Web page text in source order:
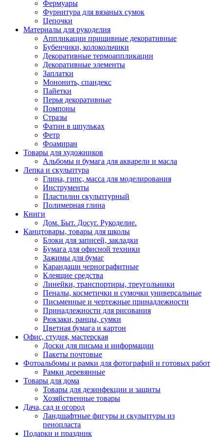
Фермуары
Фурнитура для вязаных сумок
Цепочки
Материалы для рукоделия
Аппликации пришивные декоративные
Бубенчики, колокольчики
Декоративные термоаппликации
Декоративные элементы
Заплатки
Мононить, спандекс
Пайетки
Перья декоративные
Помпоны
Стразы
Фатин в шпульках
Фетр
Фоамиран
Товары для художников
Альбомы и бумага для акварели и масла
Лепка и скульптура
Глина, гипс, масса для моделирования
Инструменты
Пластилин скульптурный
Полимерная глина
Книги
Дом. Быт. Досуг. Рукоделие.
Канцтовары, товары для школы
Блоки для записей, закладки
Бумага для офисной техники
Зажимы для бумаг
Карандаши чернографитные
Клеящие средства
Линейки, транспортиры, треугольники
Пеналы, косметички и сумочки универсальные
Письменные и чертежные принадлежности
Принадлежности для рисования
Рюкзаки, ранцы, сумки
Цветная бумага и картон
Офис, студия, мастерская
Доски для письма и информации
Пакеты почтовые
Фотоальбомы и рамки для фотографий и готовых работ
Рамки деревянные
Товары для дома
Товары для дезинфекции и защиты
Хозяйственные товары
Дача, сад и огород
Ландшафтные фигуры и скульптуры из
пенопласта
Подарки и праздник